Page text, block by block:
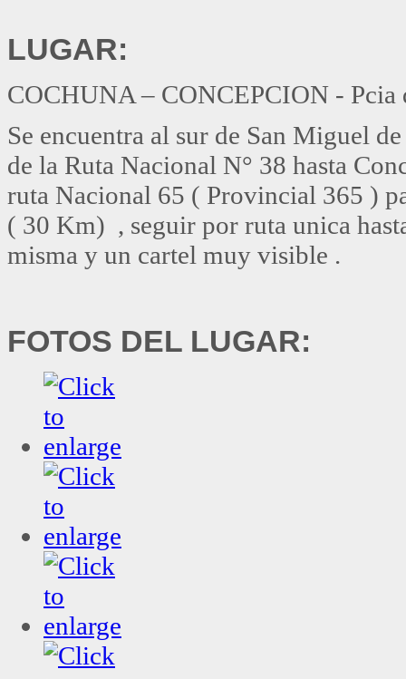
LUGAR:
COCHUNA – CONCEPCION - Pcia
Se encuentra al sur de San Miguel
de la Ruta Nacional N° 38 hasta
ruta Nacional 65 ( Provincial 365 )
( 30 Km) , seguir por ruta unica
misma y un cartel muy visible .
FOTOS DEL LUGAR: